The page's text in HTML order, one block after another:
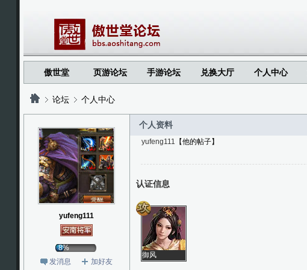
傲世堂 页游论坛 手游论坛 兑换大厅 个人中心
?
论坛
?
个人中心
yufeng111
8%
发消息
加好友
个人资料
yufeng111 【他的帖子】
认证信息
御风